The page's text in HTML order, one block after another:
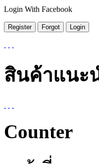
Login With Facebook
สินค้าแนะ
Counter